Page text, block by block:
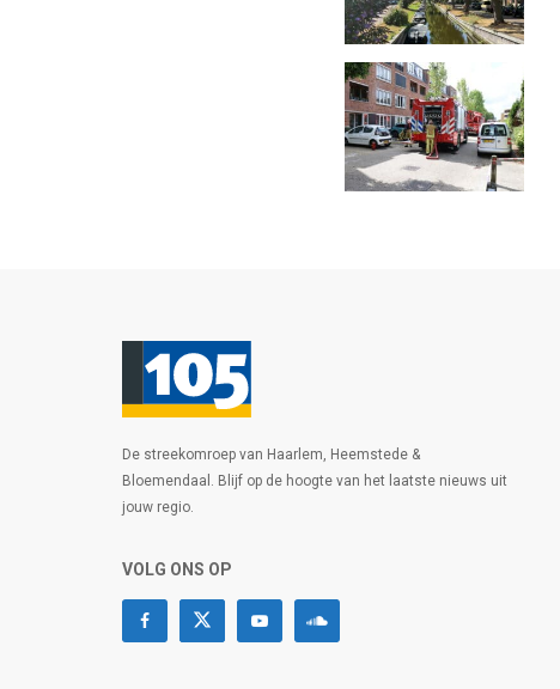
De streekomroep van Haarlem, Heemstede &
Bloemendaal. Blijf op de hoogte van het laatste nieuws uit
jouw regio.
VOLG ONS OP